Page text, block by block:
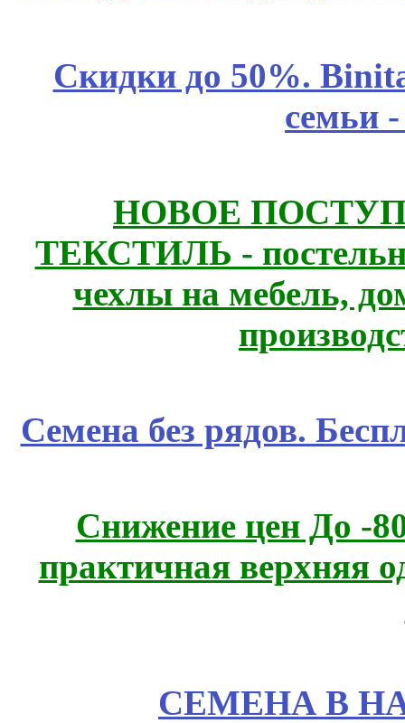
Скидки до 50%.
семьи
НОВОЕ
ТЕКСТИЛЬ -
чехлы на мебель,
Семена без рядов.
Снижение цен До -
практичная верхняя
СЕМЕНА В